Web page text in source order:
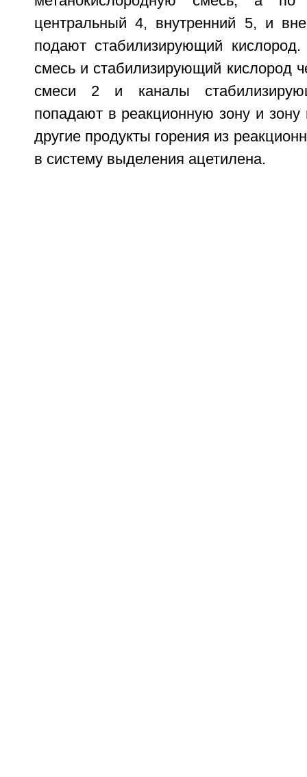
центральный 4, внутренний 5, и
подают стабилизирующий кислород.
смесь и стабилизирующий кислород
смеси 2 и каналы
попадают в реакционную зону и зону
другие продукты горения из
в систему выделения ацетилена.